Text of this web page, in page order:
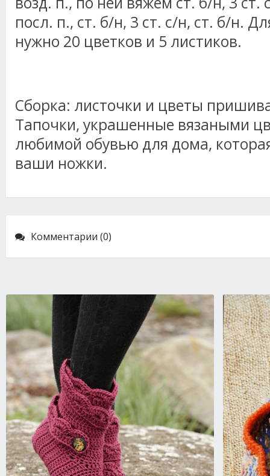
посл. п., ст. б/н, 3 ст. с/н, ст. б/н.
нужно 20 цветков и 5 листиков.
Сборка: листочки и цветы
Тапочки, украшенные вязаными
любимой обувью для дома,
ваши ножки.
Комментарии (0)